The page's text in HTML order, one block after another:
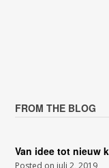
FROM THE BLOG
Van idee tot nieuw
Posted on juli 2, 2019